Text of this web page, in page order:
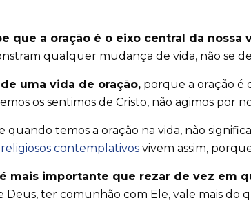
que a oração é o eixo central da nossa
qualquer mudança de vida, não se
uma vida de oração, porque a oração é
os sentimos de Cristo, não agimos por
temos a oração na vida, não
religiosos contemplativos vivem assim,
mais importante que rezar de vez em
Deus, ter comunhão com Ele, vale mais